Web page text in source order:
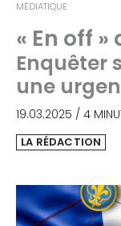
MÉDIATIQUE
« En off
Enquêter
une
19.03.2025 / 4
LA RÉDACTION